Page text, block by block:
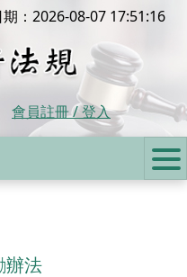
：2026-08-07 17:51:16
會員註冊 / 登入
辦法